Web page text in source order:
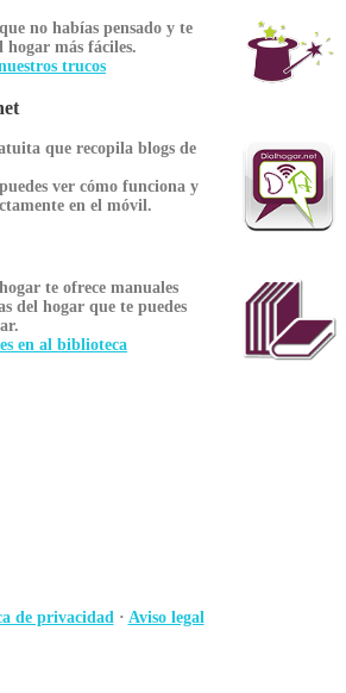
no habías pensado y te
hogar más fáciles.
trucos
que recopila blogs de
puedes ver cómo funciona y
en el móvil.
te ofrece manuales
del hogar que te puedes
en al biblioteca
de privacidad · Aviso legal